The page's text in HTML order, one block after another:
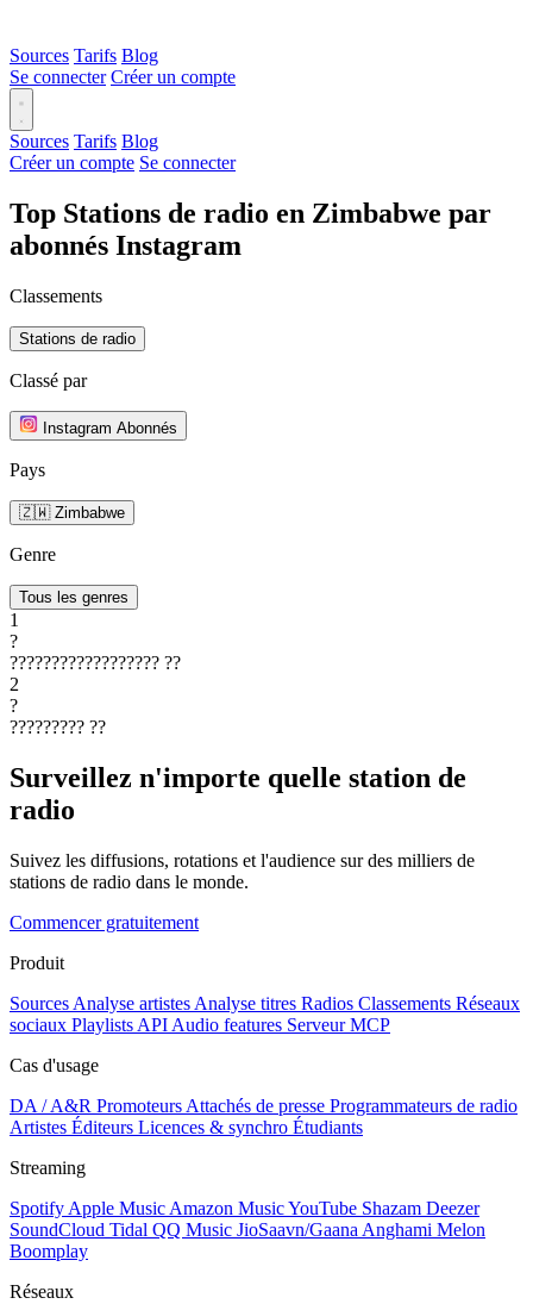
Sources Tarifs Blog
Se connecter Créer un compte
Sources Tarifs Blog
Créer un compte Se connecter
Top Stations de radio en Zimbabwe par
abonnés Instagram
Classements
Stations de radio
Classé par
Instagram Abonnés
Pays
🇿🇼 Zimbabwe
Genre
Tous les genres
1
?
?????????????????? ??
2
?
????????? ??
Surveillez n'importe quelle station de
radio
Suivez les diffusions, rotations et l'audience sur des milliers de
stations de radio dans le monde.
Commencer gratuitement
Produit
Sources Analyse artistes Analyse titres Radios Classements Réseaux
sociaux Playlists API Audio features Serveur MCP
Cas d'usage
DA / A&R Promoteurs Attachés de presse Programmateurs de radio
Artistes Éditeurs Licences & synchro Étudiants
Streaming
Spotify Apple Music Amazon MusicYouTube Shazam Deezer
SoundCloud Tidal QQ Music JioSaavn/Gaana Anghami Melon
Boomplay
Réseaux